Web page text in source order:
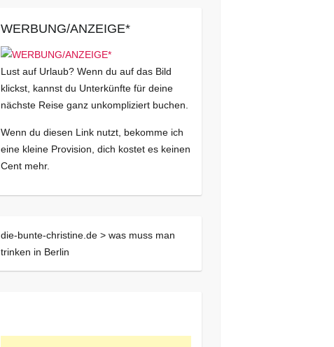
WERBUNG/ANZEIGE*
Lust auf Urlaub? Wenn du auf das Bild
klickst, kannst du Unterkünfte für deine
nächste Reise ganz unkompliziert buchen.
Wenn du diesen Link nutzt, bekomme ich
eine kleine Provision, dich kostet es keinen
Cent mehr.
die-bunte-christine.de > was muss man
trinken in Berlin